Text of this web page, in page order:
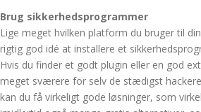
Brug sikkerhedsprogrammer
Lige meget hvilken platform du bruger til
rigtig god idé at installere et
Hvis du finder et godt plugin eller en god
meget sværere for selv de stædigst
kan du få virkeligt gode løsninger, som